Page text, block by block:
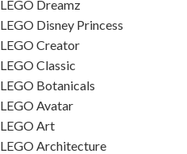
LEGO Dreamz
LEGO Disney Princess
LEGO Creator
LEGO Classic
LEGO Botanicals
LEGO Avatar
LEGO Art
LEGO Architecture